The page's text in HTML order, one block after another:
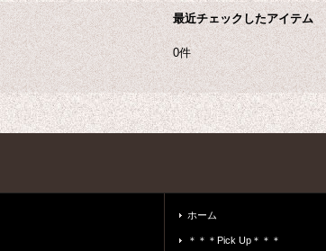
最近チェックしたアイテム
0件
ホーム
＊＊＊Pick Up＊＊＊